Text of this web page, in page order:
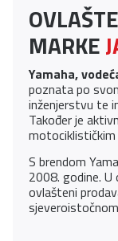
MARKE
Yamaha,
poznata po
inženjerstvu te
Također je
S brendom
2008. godine.
ovlašteni